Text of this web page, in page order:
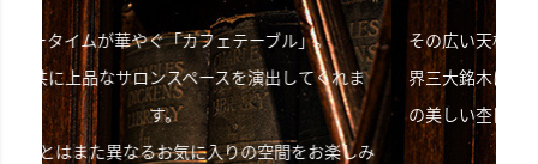
ル」。
してくれま
をお楽しみ
その広い天板に、虎斑目が魅力的なオークをはじめ
界三大銘木にも数えられるウォールナットやマホガ
の美しい杢目を最も味わうことが出来る「ダイニン
ーブル」。